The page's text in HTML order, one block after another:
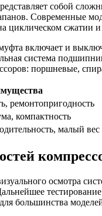
собой
Современные
циклическом сжатии
включает и
система
поршневые,
ремонтопригодность
компактность
малый вес
осмотра
тестирование
большинства